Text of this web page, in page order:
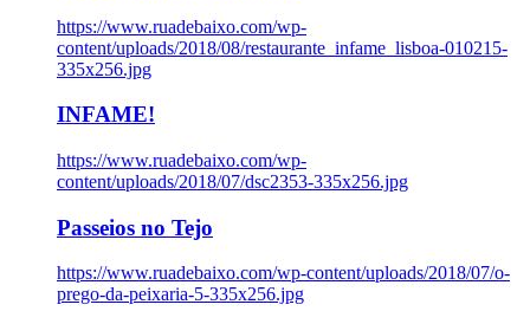
https://www.ruadebaixo.com/wp-
content/uploads/2018/08/restaurante_infame_lisboa-010215-
335x256.jpg
INFAME!
https://www.ruadebaixo.com/wp-
content/uploads/2018/07/dsc2353-335x256.jpg
Passeios no Tejo
https://www.ruadebaixo.com/wp-content/uploads/2018/07/o-
prego-da-peixaria-5-335x256.jpg